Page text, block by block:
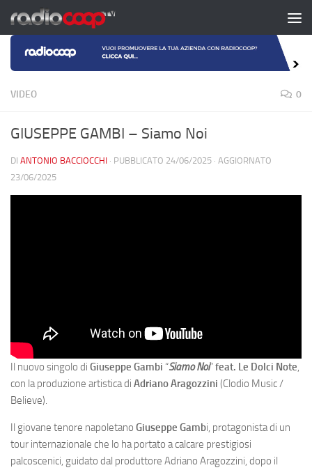
Salta al contenuto
VIDEO 0
GIUSEPPE GAMBI – Siamo Noi
DI ANTONIO BACCIOCCHI · PUBBLICATO 24/06/2025 · AGGIORNATO
23/06/2025
Il nuovo singolo di Giuseppe Gambi “Siamo Noi”feat. Le Dolci Note,
con la produzione artistica di Adriano Aragozzini (Clodio Music /
Believe).
Il giovane tenore napoletano Giuseppe Gambi, protagonista di un
tour internazionale che lo ha portato a calcare prestigiosi
palcoscenici, guidato dal produttore Adriano Aragozzini, dopo il